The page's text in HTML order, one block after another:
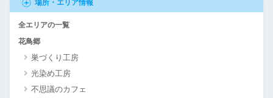
場所・エリア情報
全エリアの一覧
花鳥郷
巣づくり工房
光染め工房
不思議のカフェ